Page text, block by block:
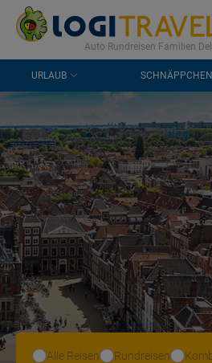
KONTAKT HÄUFIGE FRAGEN
Auto Rundreisen Familien
URLAUB SCHNÄPPCHEN
Alle Reisen Rundreisen